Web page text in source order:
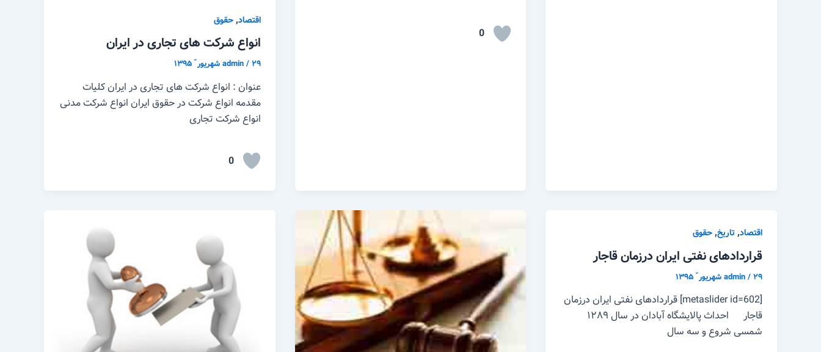
0
اقتصاد,حقوق
انواع شرکت های تجاری در ایران
admin/۲۹ شهریور ّ ۱۳۹۵
عنوان : انواع شرکت های تجاری در ایران کلیات
مقدمه انواع شرکت در حقوق ایران انواع شرکت مدنی
انواع شرکت تجاری
0
اقتصاد,تاریخ,حقوق
قراردادهای نفتی ایران درزمان قاجار
admin/۲۹ شهریور ّ ۱۳۹۵
[metaslider id=602] قراردادهای نفتی ایران درزمان
قاجار احداث پالایشگاه آبادان در سال ۱۲۸۹
شمسی شروع و سه سال